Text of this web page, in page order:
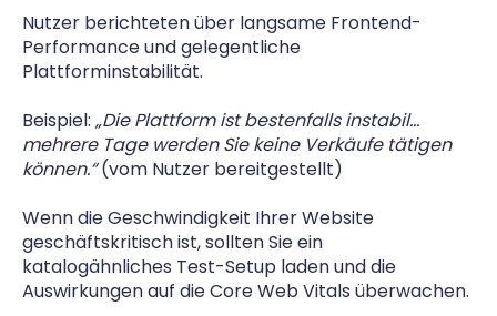
Nutzer berichteten über langsame Frontend-
Performance und gelegentliche
Plattforminstabilität.
Beispiel: „Die Plattform ist bestenfalls instabil…
mehrere Tage werden Sie keine Verkäufe tätigen
können.“(vom Nutzer bereitgestellt)
Wenn die Geschwindigkeit Ihrer Website
geschäftskritisch ist, sollten Sie ein
katalogähnliches Test-Setup laden und die
Auswirkungen auf die Core Web Vitals überwachen.